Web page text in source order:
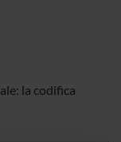
la codifica